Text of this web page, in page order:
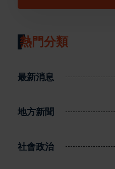
熱門分類
最新消息
地方新聞
社會政治